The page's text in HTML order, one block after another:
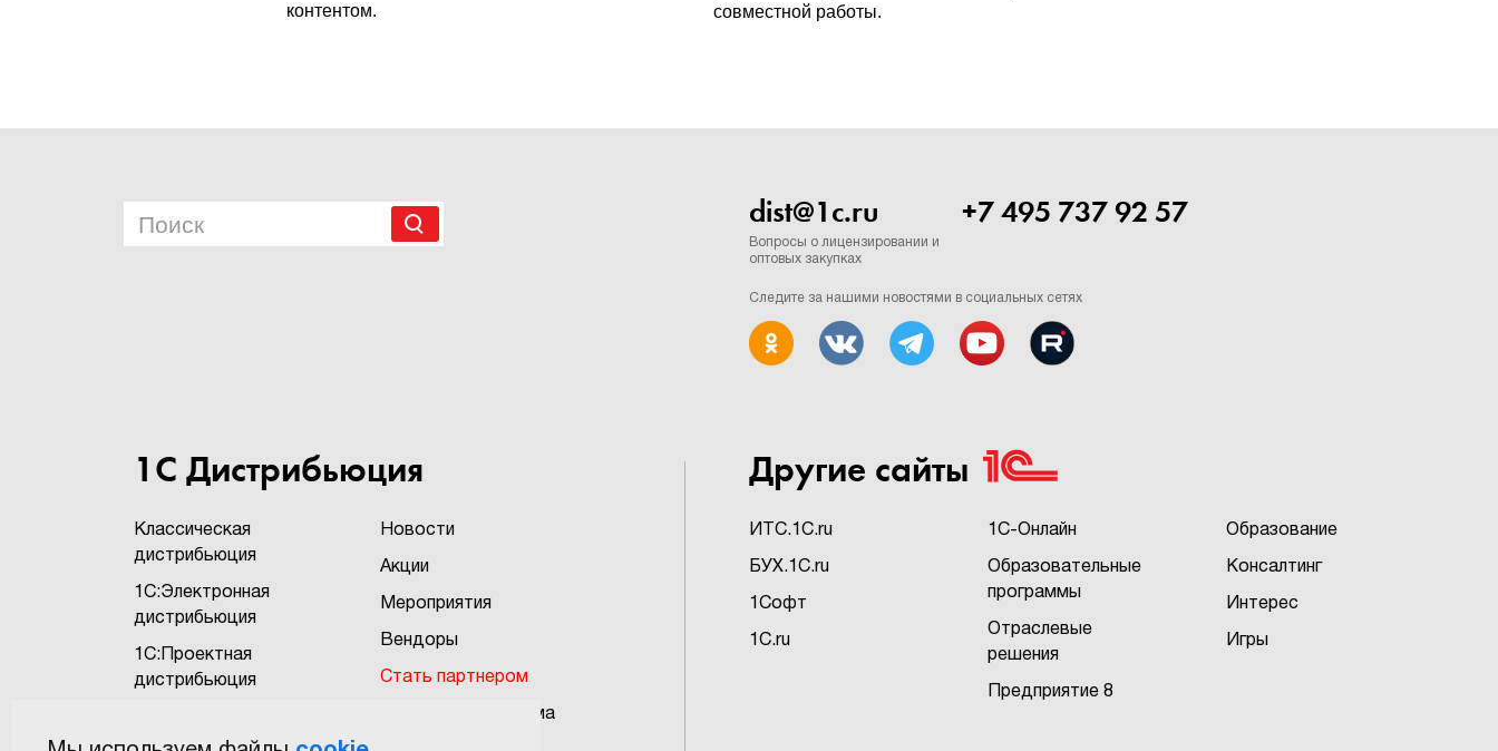
контентом.
совместной работы.
+7 495 737 92 57
dist@1c.ru
Вопросы о лицензировании и
оптовых закупках
Следите за нашими новостями в социальных сетях
1С Дистрибьюция
Классическая
дистрибьюция
1С:Электронная
дистрибьюция
1С:Проектная
дистрибьюция
Новости
Акции
Мероприятия
Вендоры
Стать партнером
Бонусная программа
Другие сайты
ИTC.1C.ru
БУХ.1C.ru
1Софт
1C.ru
1С-Онлайн
Образовательные
программы
Отраслевые
решения
Предприятие 8
Образование
Консалтинг
Интерес
Игры